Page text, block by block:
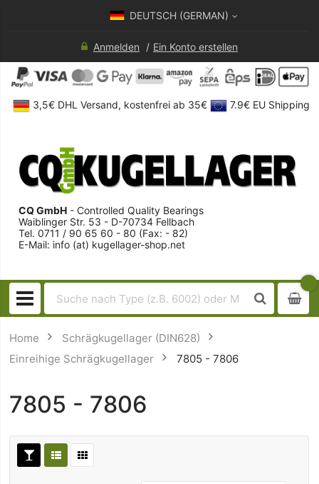
DEUTSCH (GERMAN)
Anmelden Ein Konto erstellen
3,5€ DHL Versand, kostenfrei ab 35€ 7.9€ EU Shipping
CQ GmbH - Controlled Quality Bearings
Waiblinger Str. 53 - D-70734 Fellbach
Tel. 0711 / 90 65 60 - 80 (Fax: - 82)
E-Mail: info (at) kugellager-shop.net
Home
Schrägkugellager (DIN628)
Einreihige Schrägkugellager
7805 - 7806
7805 - 7806